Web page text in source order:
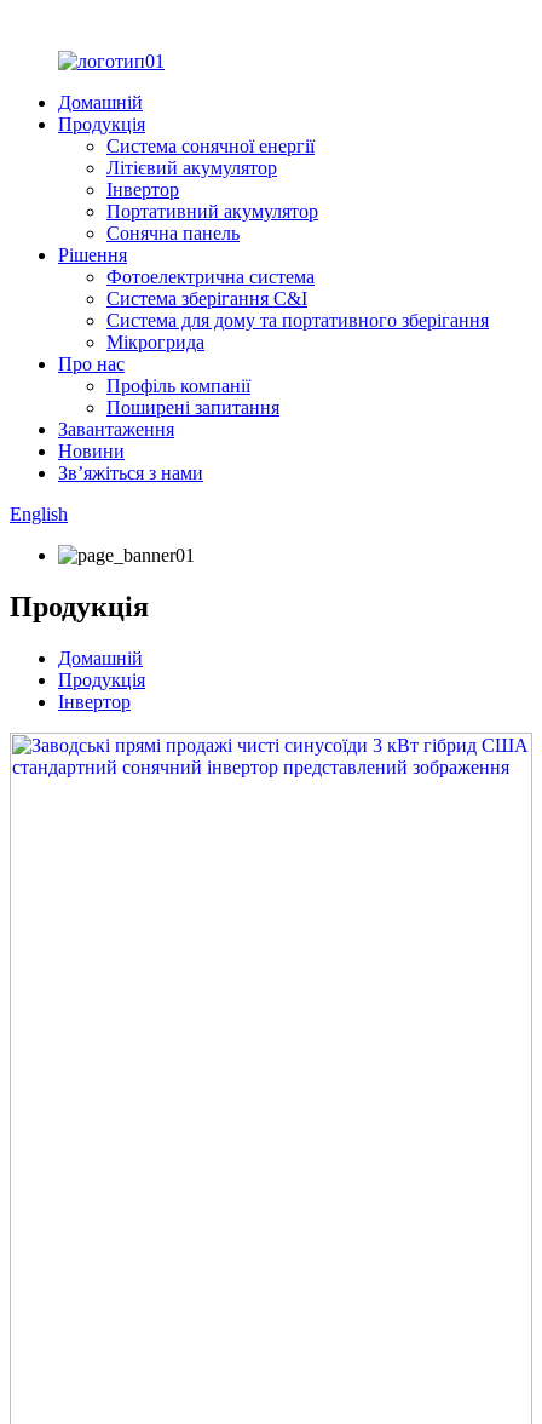
Домашній
Продукція
Система сонячної енергії
Літієвий акумулятор
Інвертор
Портативний акумулятор
Сонячна панель
Рішення
Фотоелектрична система
Система зберігання C&I
Система для дому та портативного зберігання
Мікрогрида
Про нас
Профіль компанії
Поширені запитання
Завантаження
Новини
Зв’яжіться з нами
English
Продукція
Домашній
Продукція
Інвертор